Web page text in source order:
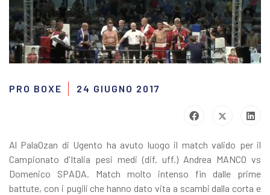
PRO BOXE 24 GIUGNO 2017
Al PalaOzan di Ugento ha avuto luogo il match valido per il
Campionato d'Italia pesi medi (dif. uff.) Andrea MANCO vs
Domenico SPADA. Match molto intenso fin dalle prime
battute, con i pugili che hanno dato vita a scambi dalla corta e